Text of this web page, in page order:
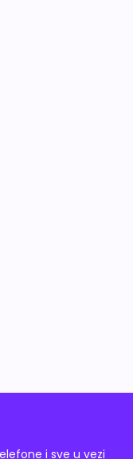
i sve u vezi